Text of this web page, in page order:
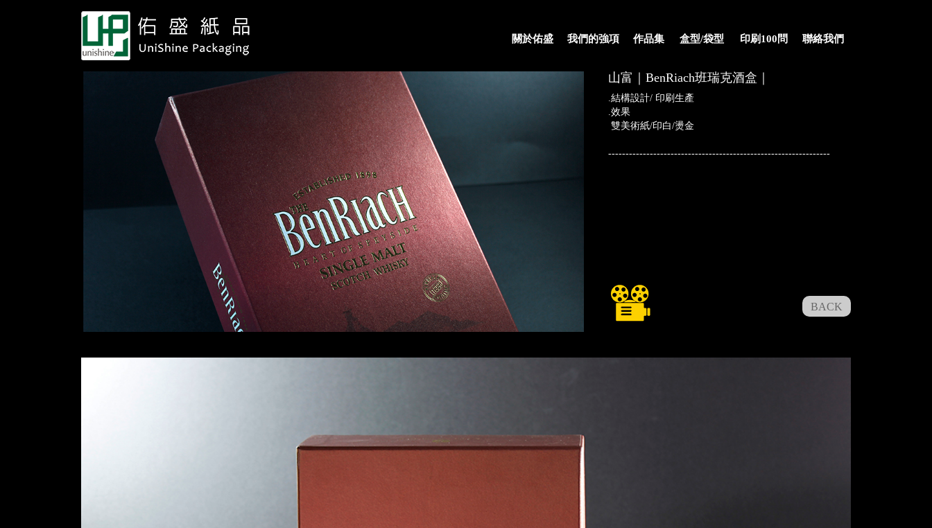
關於佑盛 我們的強項 作品集 盒型/袋型 印刷100問 聯絡我們
山富｜BenRiach班瑞克酒盒｜
.結構設計/ 印刷生產
.效果
雙美術紙/印白/燙金
----------------------------------------------------------------
BACK